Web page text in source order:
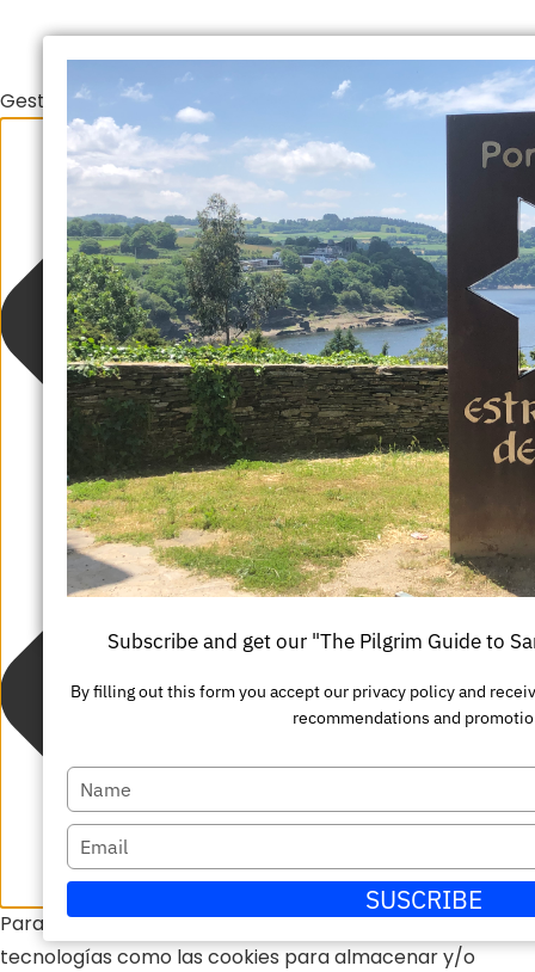
Gestionar el consentimiento de las cookies
Para ofrecer las mejores experiencias, utilizamos
tecnologías como las cookies para almacenar y/o
Suscríbete y consigue nuestra "Guía de
Al rellenar este formulario aceptas nuestra política de
Camino, recomendaciones y
Escriba
su
nombre
Escriba
electrónico
Enviar
Subscribe and get our "The Pilgrim Guide to
By filling out this form you accept our privacy policy and
recommendations and
Escriba
su
nombre
Escriba
su
correo
electrónico
SUSCRIBE